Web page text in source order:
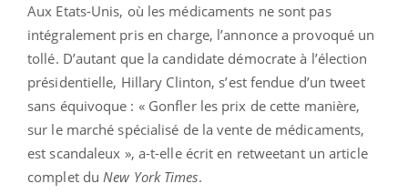
Aux Etats-Unis, où les médicaments ne sont pas
intégralement pris en charge, l’annonce a provoqué un
tollé. D’autant que la candidate démocrate à l’élection
présidentielle, Hillary Clinton, s’est fendue d’un tweet
sans équivoque : « Gonfler les prix de cette manière,
sur le marché spécialisé de la vente de médicaments,
est scandaleux », a-t-elle écrit en retweetant un article
complet du New York Times.